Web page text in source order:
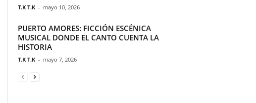
T.K T.K - mayo 10, 2026
PUERTO AMORES: FICCIÓN ESCÉNICA
MUSICAL DONDE EL CANTO CUENTA LA
HISTORIA
T.K T.K - mayo 7, 2026